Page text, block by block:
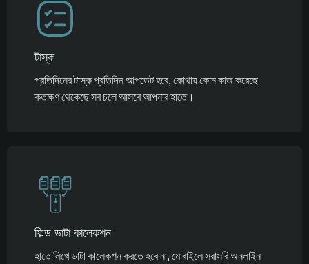
টাস্ক
প্রতিদিনের টাস্ক প্রতিদিন আপডেট হবে, কোথায় কোন কাজ করেছে
কতক্ষণ থেকেছে সব চলে আসবে আপনার হাতে।
ফিল্ড ডাটা কালেকশন
হাতে লিখে ডাটা কালেকশন করতে হবে না, মোবাইলে সরাসরি অনলাইন